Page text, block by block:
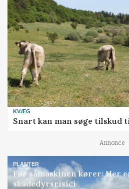
KVÆG
Snart kan man søge
Annonce
PLANTER
Før såmaskinen kører: Her
skadedyrsrisici